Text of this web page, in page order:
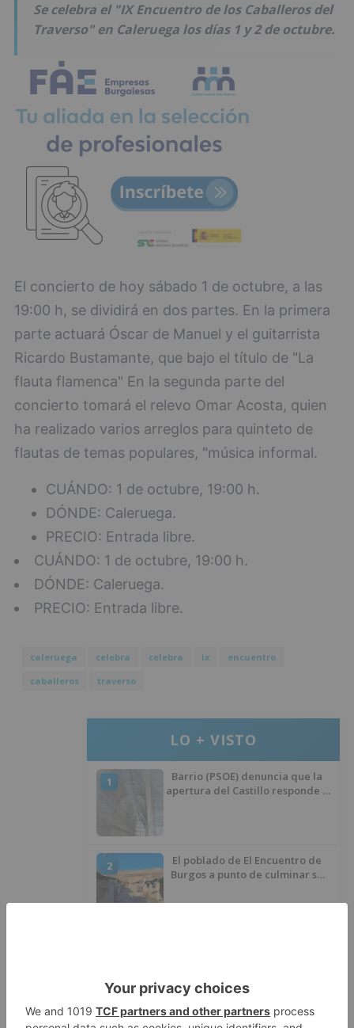
Se celebra el "IX Encuentro de los Caballeros del
Traverso" en Caleruega los días 1 y 2 de octubre.
El concierto de hoy sábado 1 de octubre, a las
19:00 h, se dividirá en dos partes. En la primera
parte actuará Óscar de Manuel y el guitarrista
Ricardo Bustamante, que bajo el título de "La
flauta flamenca" En la segunda parte del
concierto tomará el relevo Omar Acosta, quien
ha realizado varios arreglos para quinteto de
flautas de temas populares, "música informal.
CUÁNDO: 1 de octubre, 19:00 h.
DÓNDE: Caleruega.
PRECIO: Entrada libre.
CUÁNDO: 1 de octubre, 19:00 h.
DÓNDE: Caleruega.
PRECIO: Entrada libre.
caleruega celebra celebra ix
encuentro
caballeros
traverso
LO + VISTO
1
Barrio (PSOE) denuncia que la
apertura del Castillo responde a
2
El poblado de El Encuentro de
Burgos a punto de culminar su